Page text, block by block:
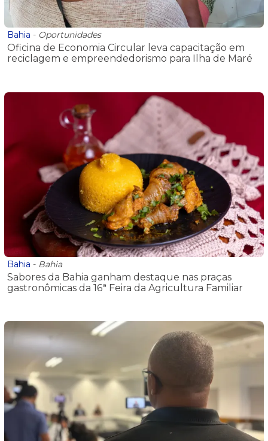
Bahia - Oportunidades
Oficina de Economia Circular leva capacitação em
reciclagem e empreendedorismo para Ilha de Maré
Bahia - Bahia
Sabores da Bahia ganham destaque nas praças
gastronômicas da 16ª Feira da Agricultura Familiar